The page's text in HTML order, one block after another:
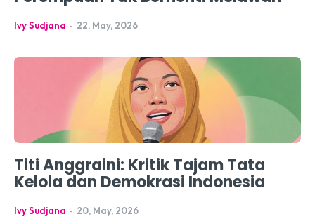
Ivy Sudjana - 22, May, 2026
Titi Anggraini: Kritik Tajam Tata
Kelola dan Demokrasi Indonesia
Ivy Sudjana - 20, May, 2026